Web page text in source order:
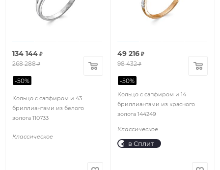
Кольцо с сапфиром и 43
бриллиантами из белого
золота 110733
Классическое
134 144 ₽
268 288₽
-50%
Кольцо с сапфиром и 14
бриллиантами из красного
золота 144249
Классическое
49 216₽
98 432₽
-50%
в Сплит